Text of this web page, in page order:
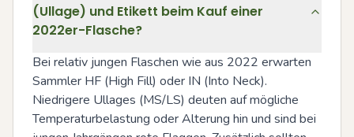
(Ullage) und Etikett beim Kauf einer
2022er-Flasche?
Bei relativ jungen Flaschen wie aus 2022 erwarten
Sammler HF (High Fill) oder IN (Into Neck).
Niedrigere Ullages (MS/LS) deuten auf mögliche
Temperaturbelastung oder Alterung hin und sind bei